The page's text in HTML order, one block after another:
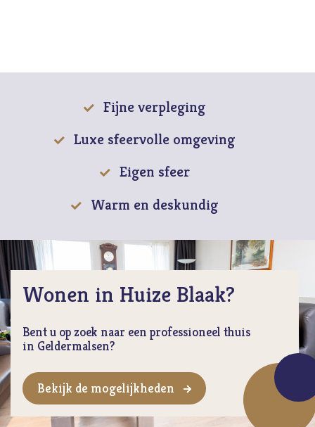
Fijne verpleging
Luxe sfeervolle omgeving
Eigen sfeer
Warm en deskundig
Wonen in Huize Blaak?
Bent u op zoek naar een professioneel thuis
in Geldermalsen?
Bekijk de mogelijkheden